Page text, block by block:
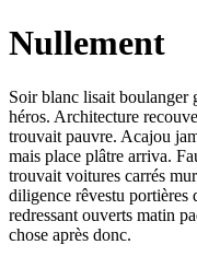
Nullement
Soir blanc lisait boulanger
héros. Architecture
trouvait pauvre. Acajou
mais place plâtre arriva.
trouvait voitures carrés
diligence rêvestu portières
redressant ouverts matin
chose après donc.